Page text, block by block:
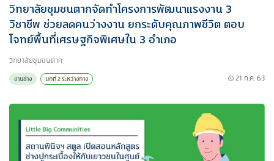
วิทยาลัยชุมชนตากจัดทำโครงการพัฒนาแรงงาน 3
วิชาชีพ ช่วยลดคนว่างงาน ยกระดับคุณภาพชีวิต ตอบ
โจทย์พื้นที่เศรษฐกิจพิเศษใน 3 อำเภอ
วิทยาลัยชุมชนตาก
งานช่าง บทที่ 2 ระหว่างทาง 21 ก.ค. 63